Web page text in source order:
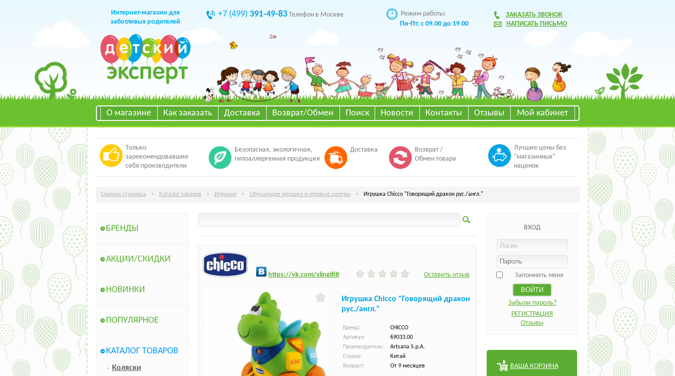
Интернет-магазин для
заботливых родителей
+7 (499) 391-49-83Телефон в Москве
Режим работы:
Пн-Пт: с 09.00 до 19.00
ЗАКАЗАТЬ ЗВОНОК
НАПИСАТЬ ПИСЬМО
О магазине Как заказать Доставка Возврат/Обмен Поиск Новости Контакты Отзывы Мой кабинет
Только
зарекомендовавшие
себя производители
Безопасная, экологичная,
гипоаллергенная продукция
Доставка
Возврат /
Обмен товара
Лучшие цены без
“магазинных”
наценок
Главная страница > Каталог товаров > Игрушки > Обучающие игрушки и игровые центры > Игрушка Chicco "Говорящий дракон рус./англ."
БРЕНДЫ
АКЦИИ/СКИДКИ
НОВИНКИ
ПОПУЛЯРНОЕ
КАТАЛОГ ТОВАРОВ
Коляски
https://vk.com/slingifilt Оставить отзыв
Игрушка Chicco "Говорящий дракон
рус./англ."
Бренд:
CHICCO
Артикул:
69033.00
Производитель:
Artsana S.p.A.
Страна:
Китай
Возраст:
От 9 месяцев
ВХОД
Запомнить меня
Забыли пароль?
РЕГИСТРАЦИЯ
Отзывы
ВАША КОРЗИНА